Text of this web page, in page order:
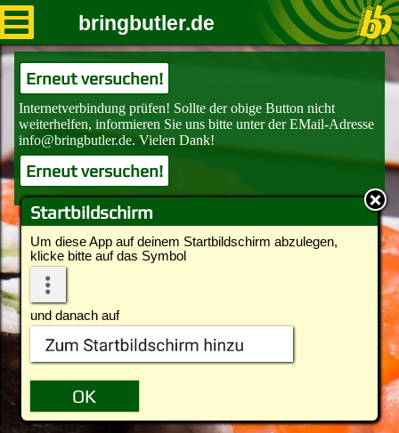
Startbildschirm
Um diese App auf deinem Startbildschirm abzulegen,
klicke bitte auf das Symbol
und danach auf
bringbutler.de
Erneut versuchen!
Erneut versuchen!